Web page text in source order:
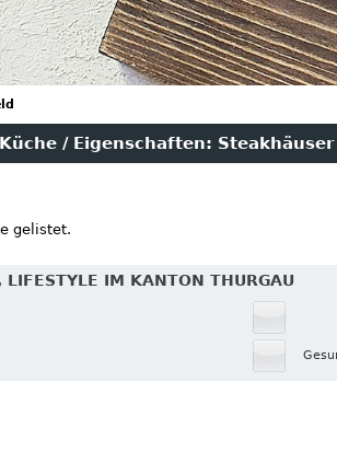
Küche / Eigenschaften: Steakhäuser
gelistet.
LIFESTYLE IM KANTON THURGAU